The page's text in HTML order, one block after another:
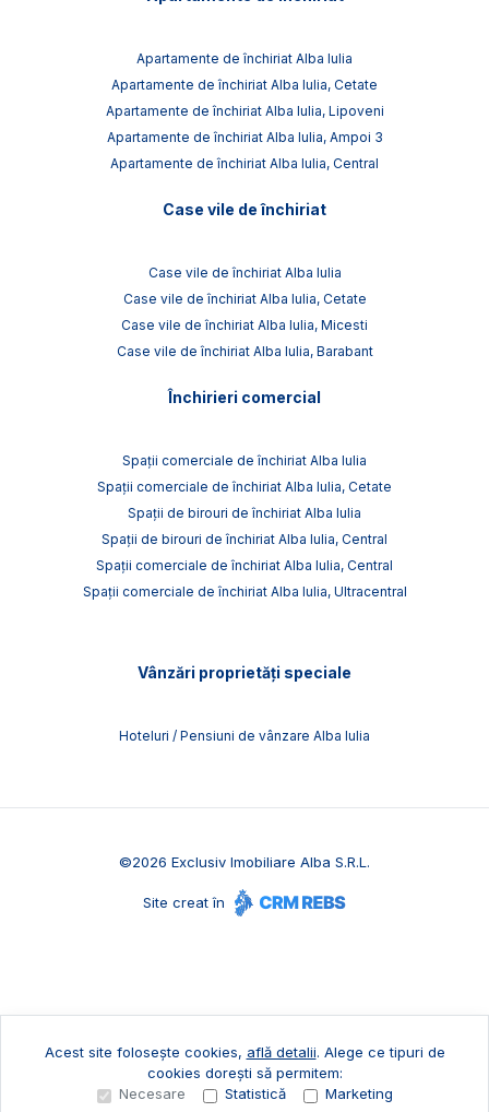
Apartamente de închiriat Alba Iulia
Apartamente de închiriat Alba Iulia, Cetate
Apartamente de închiriat Alba Iulia, Lipoveni
Apartamente de închiriat Alba Iulia, Ampoi 3
Apartamente de închiriat Alba Iulia, Central
Case vile de închiriat
Case vile de închiriat Alba Iulia
Case vile de închiriat Alba Iulia, Cetate
Case vile de închiriat Alba Iulia, Micesti
Case vile de închiriat Alba Iulia, Barabant
Închirieri comercial
Spații comerciale de închiriat Alba Iulia
Spații comerciale de închiriat Alba Iulia, Cetate
Spații de birouri de închiriat Alba Iulia
Spații de birouri de închiriat Alba Iulia, Central
Spații comerciale de închiriat Alba Iulia, Central
Spații comerciale de închiriat Alba Iulia, Ultracentral
Vânzări proprietăți speciale
Hoteluri / Pensiuni de vânzare Alba Iulia
©2026 Exclusiv Imobiliare Alba S.R.L.
Site creat în
Acest site folosește cookies, află detalii. Alege ce tipuri de
cookies dorești să permitem:
Necesare
Statistică Marketing